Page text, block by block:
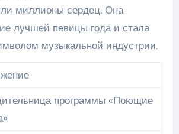
миллионы сердец. Она
лучшей певицы года и стала
музыкальной индустрии.
программы «Поющие